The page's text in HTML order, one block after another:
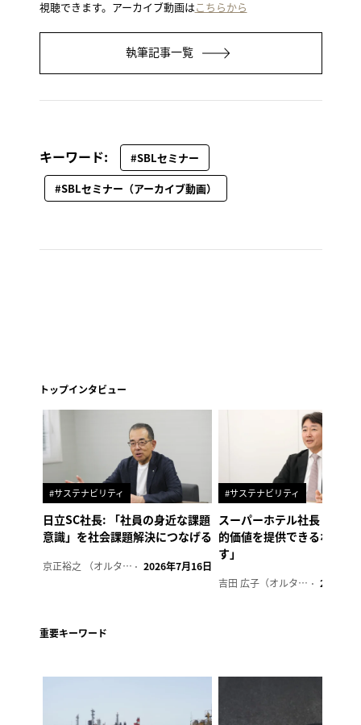
視聴できます。アーカイブ動画はこちらから
執筆記事一覧
キーワード:
#SBLセミナー
#SBLセミナー（アーカイブ動画）
トップインタビュー
#サステナビリティ
日立SC社長: 「社員の身近な課題
意識」を社会課題解決につなげる
京正裕之 （オルタナ副編集長） 2026年7月16日
#サステナビリティ
スーパーホテル社長「地域
的価値を提供できるホテル
す」
吉田 広子（オルタナ輪番編集長） 2026年6
重要キーワード